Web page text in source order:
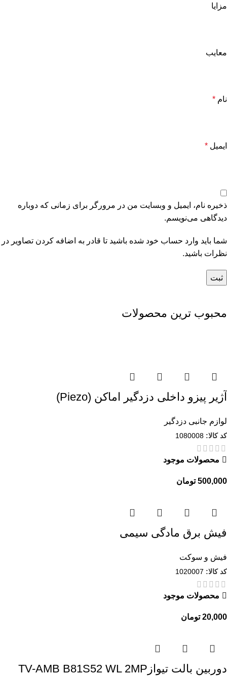
مزایا
معایب
نام *
ایمیل *
ذخیره نام، ایمیل و وبسایت من در مرورگر برای زمانی که دوباره
دیدگاهی می‌نویسم.
شما باید وارد حساب خود شده باشید تا قادر به اضافه کردن تصاویر در
نظرات باشید.
محبوب ترین محصولات
آژیر پیزو داخلی دزدگیر اماکن (Piezo)
لوازم جانبی دزدگیر
کد کالا: 1080008
محصولات موجود
تومان
فیش برق مادگی سیمی
فیش و سوکت
کد کالا: 1020007
محصولات موجود
تومان
دوربین بالت تیوازTV-AMB B81S52 WL 2MP